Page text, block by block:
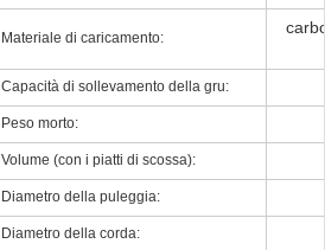
Materiale di caricamento:
Capacità di sollevamento della gru:
Peso morto:
Volume (con i piatti di scossa):
Diametro della puleggia:
Diametro della corda: